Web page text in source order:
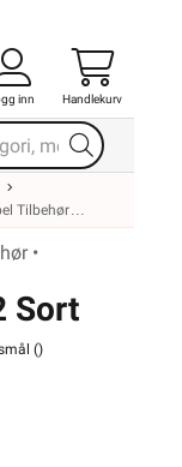
inn Handlekurv
Tilbehør
•
Sort
()